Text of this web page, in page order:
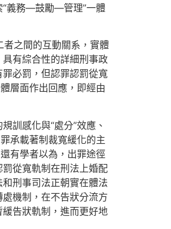
“義務—鼓勵—管理”一體
之間的互動關系，實體
有綜合性的詳細刑事政
必罰，但認罪認罰從寬
層面作出回應，即經由
訓感化與“處分”效應、
承載著制裁寬緩化的主
有學者以為，出罪途徑
從寬軌制在刑法上婚配
刑事司法正朝實在體法
機制，在不告狀分流方
告狀軌制，進而更好地